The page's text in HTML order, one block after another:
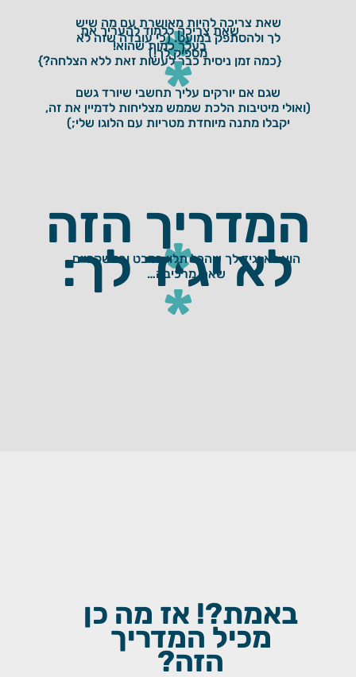
*
שאת צריכה להיות מאושרת עם מה שיש
לך ולהסתפק במועט. (כי עובדה שזה לא
מספיק לך!)
*
שאת צריכה ללמוד להעריך את
בעלך כמות שהוא!
{כמה זמן ניסית כבר לעשות זאת ללא הצלחה?}
המדריך הזה
לא יגיד לך:
*
שגם אם יורקים עליך תחשבי שיורד גשם
(ואולי מיטיבות הלכת שממש מצליחות לדמיין את זה,
יקבלו מתנה מיוחדת מטריות עם הלוגו שלי;)
*
הוא לא יגיד לך שהכל תלוי במבט ובמשקפיים
שאת מרכיבה…
באמת?! אז מה כן
מכיל המדריך
הזה?